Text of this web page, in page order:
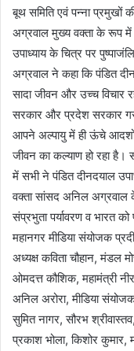
बूथ समिति एवं पन्ना
अग्रवाल मुख्य वक्ता के रूप में
उपाध्याय के चित्र पर
अग्रवाल ने कहा कि पंडित
सादा जीवन और उच्च
सरकार और प्रदेश सरकार
आपने अल्पायु में ही ऊंचे
जीवन का कल्याण हो रहा
में सभी ने पंडित दीनदयाल
वक्ता सांसद अनिल
संप्रभुता पर्यावरण व भारत
महानगर मीडिया संयोजक
अध्यक्ष कविता चौहान, मंडल
ओमदत्त कौशिक, महामंत्री
अनिल अरोरा, मीडिया
सुमित नागर, सौरभ
प्रकाश भोला, किशोर कुमार,